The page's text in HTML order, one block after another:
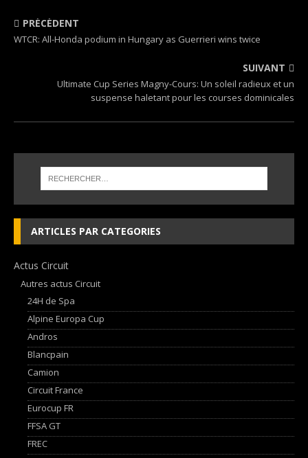
PRÉCÉDENT
WTCR: All-Honda podium in Hungary as Guerrieri wins twice
SUIVANT
Ultimate Cup Series Magny-Cours: Un soleil radieux et un
suspense haletant pour les courses dominicales
ARTICLES PAR CATEGORIES
Actus Circuit
Autres actus Circuit
24H de Spa
Alpine Europa Cup
Andros
Blancpain
Camion
Circuit France
Eurocup FR
FFSA GT
FREC